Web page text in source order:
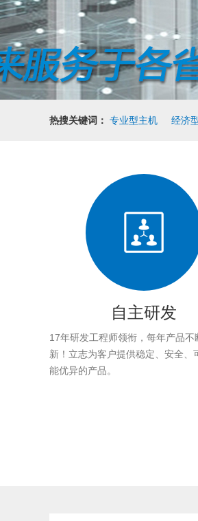
热搜关键词： 专业型主机 经济
自主研发
17年研发工程师领衔，每年产品不
新！立志为客户提供稳定、安全、
能优异的产品。